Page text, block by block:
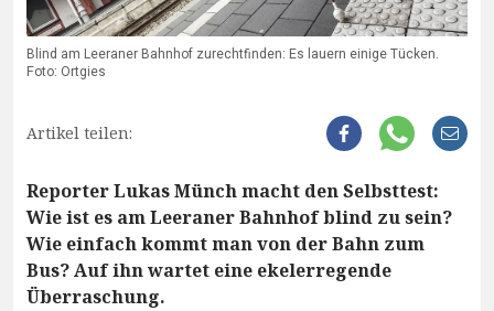
Blind am Leeraner Bahnhof zurechtfinden: Es lauern einige Tücken.
Foto: Ortgies
Artikel teilen:
Reporter Lukas Münch macht den Selbsttest:
Wie ist es am Leeraner Bahnhof blind zu sein?
Wie einfach kommt man von der Bahn zum
Bus? Auf ihn wartet eine ekelerregende
Überraschung.